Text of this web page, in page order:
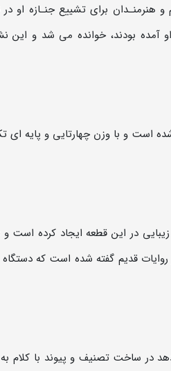
برای تشییع جنـازه او در
بودند، خوانده می شد و این
و با وزن چهارتایی و پایه ای
در این قطعه ایجاد کرده است و
قدیم گفته شده است که
در ساخت تصنیف و پیوند با کلام